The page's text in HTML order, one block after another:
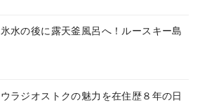
水の後に露天釜風呂へ！ルースキー島
ラジオストクの魅力を在住歴８年の日